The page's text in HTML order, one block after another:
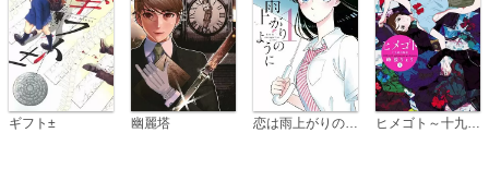
ギフト± 幽麗塔 ヒメゴト～十九歳の制服～